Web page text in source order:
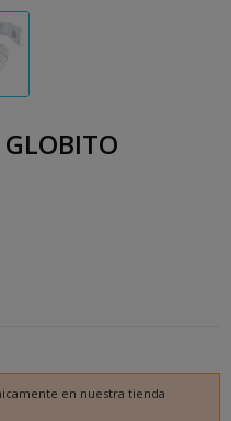
en nuestra tienda